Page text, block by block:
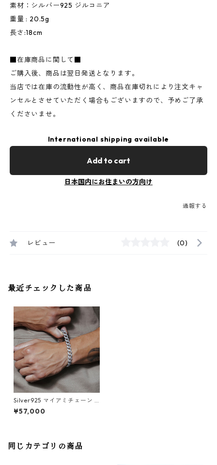
素材：シルバー925 ジルコニア
重量 : 20.5g
長さ:18cm
■在庫商品に関して■
ご購入後、商品は翌日発送となります。
当店では在庫の流動性が高く、商品在庫切れにより注文キャ
ンセルとさせていただく場合もございますので、予めご了承
くださいませ。
International shipping available
Add to cart
日本国内にお住まいの方向け
通報する
レビュー (0)
最近チェックした商品
Silver925 マイアミチェーン 8
mm ブレスレット
¥57,000
同じカテゴリの商品